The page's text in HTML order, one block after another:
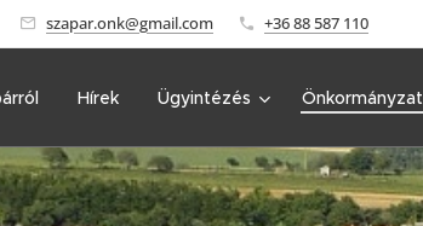
szapar.onk@gmail.com +36 88 587 110
Hírek Ügyintézés Önkormányzat